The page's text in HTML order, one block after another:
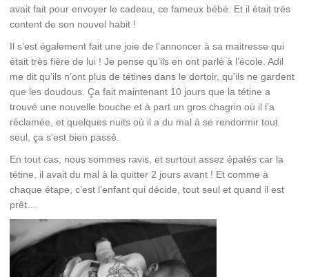
avait fait pour envoyer le cadeau, ce fameux bébé. Et il était très
content de son nouvel habit !
Il s’est également fait une joie de l’annoncer à sa maitresse qui
était très fière de lui ! Je pense qu’ils en ont parlé à l’école. Adil
me dit qu’ils n’ont plus de tétines dans le dortoir, qu’ils ne gardent
que les doudous. Ça fait maintenant 10 jours que la tétine a
trouvé une nouvelle bouche et à part un gros chagrin où il l’a
réclamée, et quelques nuits où il a du mal à se rendormir tout
seul, ça s’est bien passé.
En tout cas, nous sommes ravis, et surtout assez épatés car la
tétine, il avait du mal à la quitter 2 jours avant ! Et comme à
chaque étape, c’est l’enfant qui décide, tout seul et quand il est
prêt…